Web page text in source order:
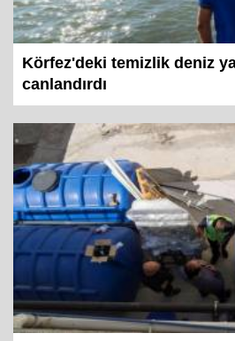
Körfez'deki temizlik deniz
canlandırdı